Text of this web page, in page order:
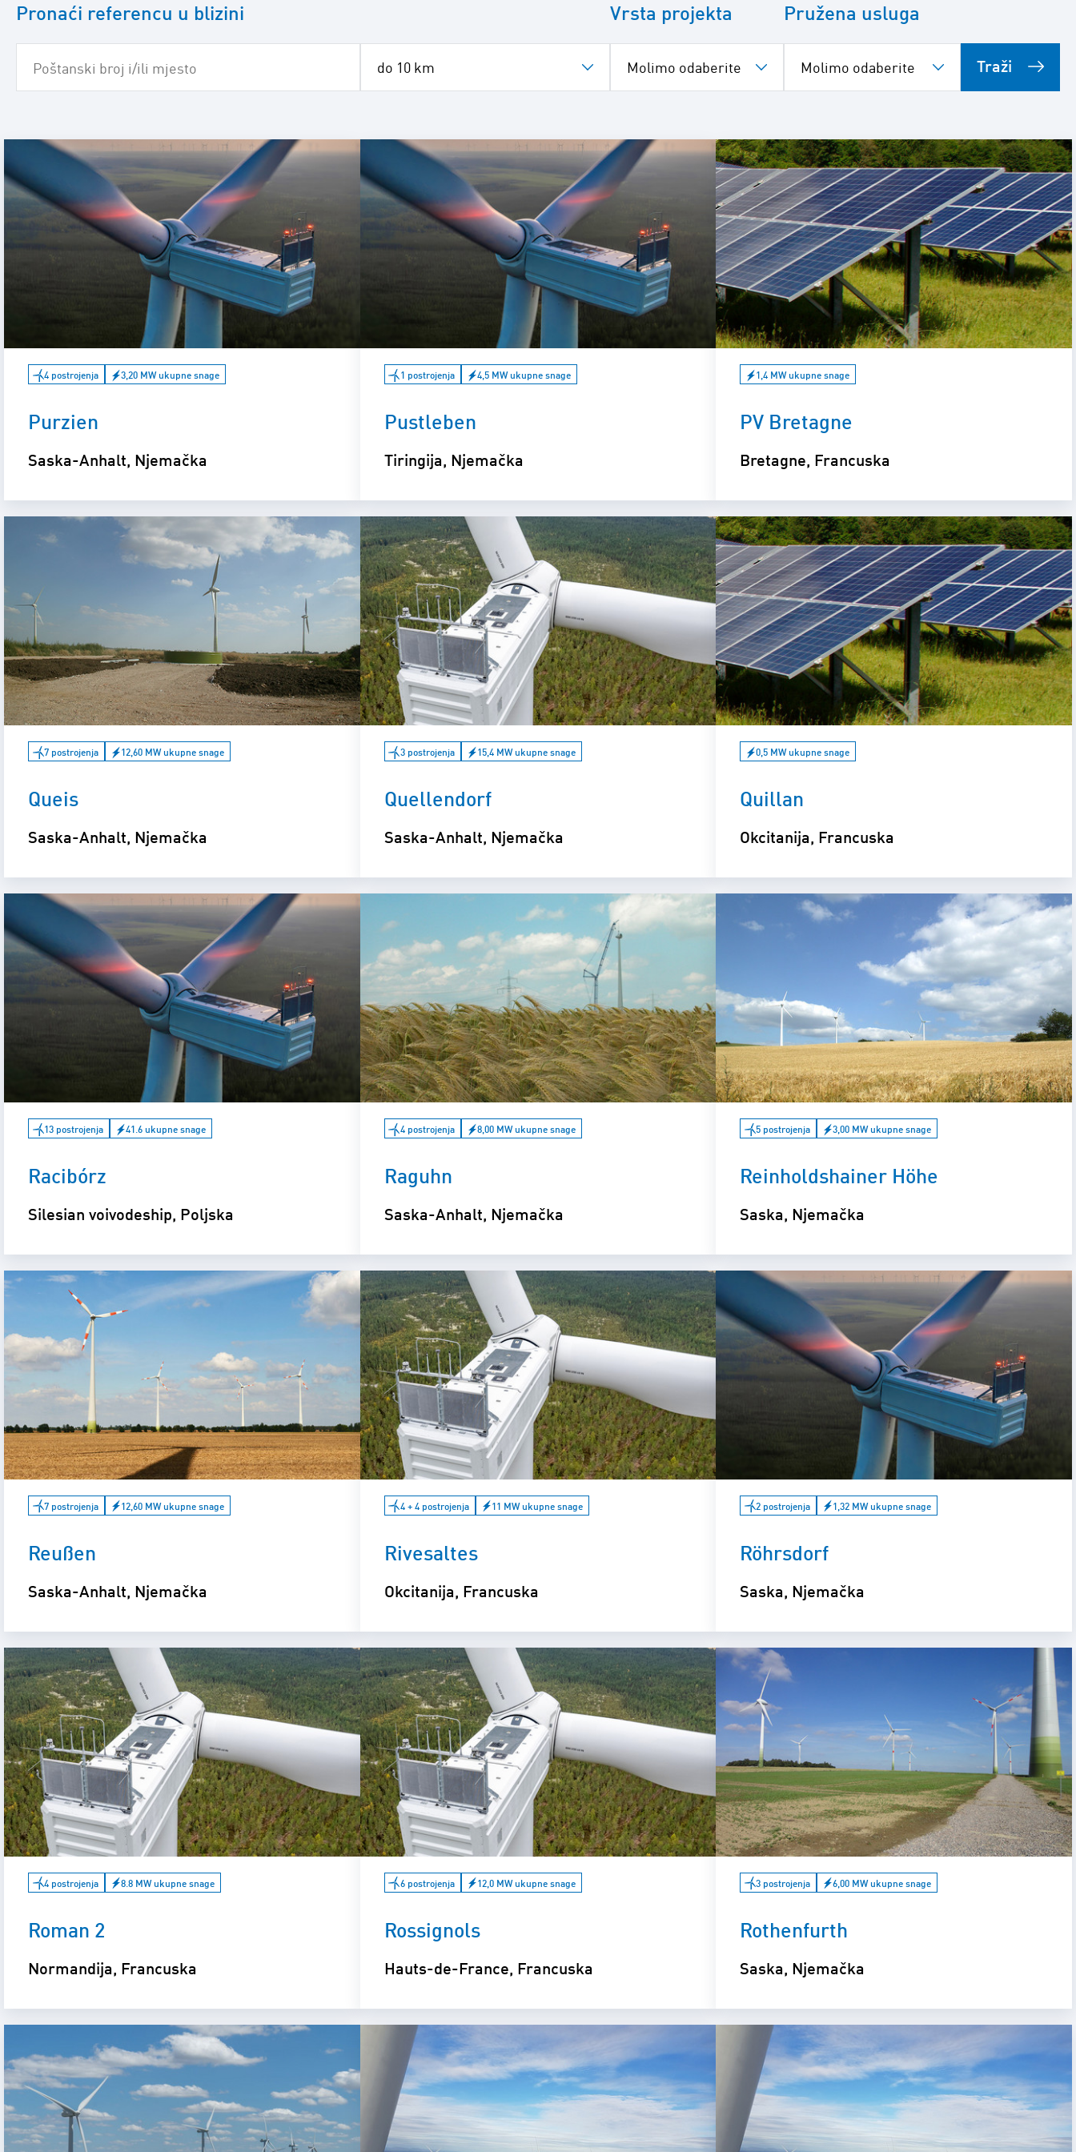
Pronaći referencu u blizini Vrsta projekta Pružena usluga
Traži
4 postrojenja 3,20 MW ukupne snage
Purzien
Saska-Anhalt, Njemačka
1 postrojenja 4,5 MW ukupne snage
Pustleben
Tiringija, Njemačka
1,4 MW ukupne snage
PV Bretagne
Bretagne, Francuska
7 postrojenja 12,60 MW ukupne snage
Queis
Saska-Anhalt, Njemačka
3 postrojenja 15,4 MW ukupne snage
Quellendorf
Saska-Anhalt, Njemačka
0,5 MW ukupne snage
Quillan
Okcitanija, Francuska
13 postrojenja 41.6 ukupne snage
Racibórz
Silesian voivodeship, Poljska
4 postrojenja 8,00 MW ukupne snage
Raguhn
Saska-Anhalt, Njemačka
5 postrojenja 3,00 MW ukupne snage
Reinholdshainer Höhe
Saska, Njemačka
7 postrojenja 12,60 MW ukupne snage
Reußen
Saska-Anhalt, Njemačka
4 + 4 postrojenja 11 MW ukupne snage
Rivesaltes
Okcitanija, Francuska
2 postrojenja 1,32 MW ukupne snage
Röhrsdorf
Saska, Njemačka
4 postrojenja 8.8 MW ukupne snage
Roman 2
Normandija, Francuska
6 postrojenja 12,0 MW ukupne snage
Rossignols
Hauts-de-France, Francuska
3 postrojenja 6,00 MW ukupne snage
Rothenfurth
Saska, Njemačka